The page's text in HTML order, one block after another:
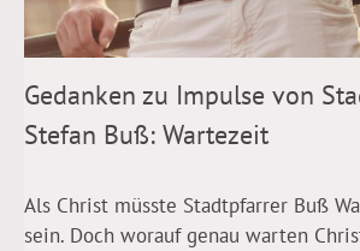
Gedanken zu Impulse von
Stefan Buß: Wartezeit
Als Christ müsste Stadtpfarrer Buß
sein. Doch worauf genau warten